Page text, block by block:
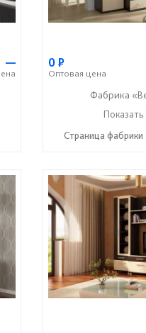
—
77
0Р
Оптовая цена
Фабрика
+7 (927) 38-059-88
Страница фабрики